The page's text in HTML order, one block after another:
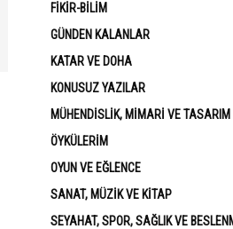
FIKIR-BILIM
GÜNDEN KALANLAR
KATAR VE DOHA
KONUSUZ YAZILAR
MÜHENDISLIK, MIMARI VE TASARIM
ÖYKÜLERIM
OYUN VE EĞLENCE
SANAT, MÜZIK VE KITAP
SEYAHAT, SPOR, SAĞLIK VE